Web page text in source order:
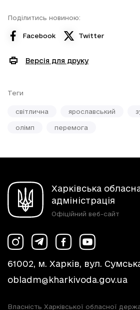
Поділитись новиною:
Facebook Twitter
Версія для друку
Теги
світлична ярославський
олімп перемога
Харківська
адміністрація
Офіційний веб-сайт
61002, м. Харків, вул.
obladm@kharkivoda.gov.ua
Власність Харківської обласної